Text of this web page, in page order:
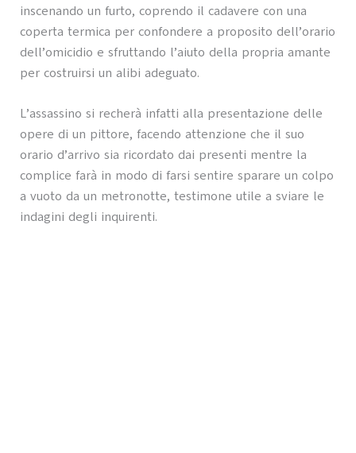
inscenando un furto, coprendo il cadavere con una
coperta termica per confondere a proposito dell’orario
dell’omicidio e sfruttando l’aiuto della propria amante
per costruirsi un alibi adeguato.
L’assassino si recherà infatti alla presentazione delle
opere di un pittore, facendo attenzione che il suo
orario d’arrivo sia ricordato dai presenti mentre la
complice farà in modo di farsi sentire sparare un colpo
a vuoto da un metronotte, testimone utile a sviare le
indagini degli inquirenti.